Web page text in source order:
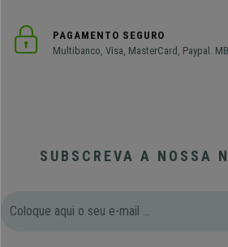
PAGAMENTO SEGURO
Multibanco, Visa, MasterCard, Paypal.
SUBSCREVA A NOSSA